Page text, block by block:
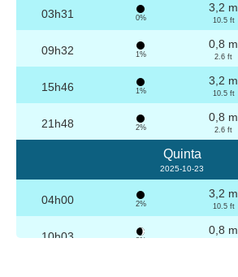
03h31 0%
3,2 m
10.5 ft
09h32 1%
0,8 m
2.6 ft
15h46 1%
3,2 m
10.5 ft
21h48 2%
0,8 m
2.6 ft
Quinta
2025-10-23
04h00 2%
3,2 m
10.5 ft
10h03 3%
0,8 m